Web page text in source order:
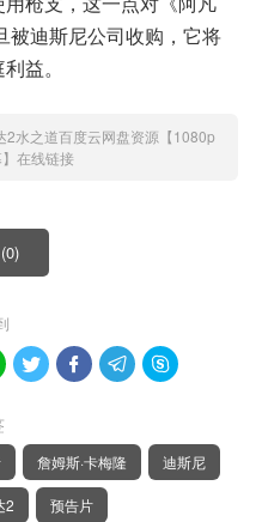
被迪斯尼公司收购，它将
益。
2水之道百度云网盘资源【1080p
在线链接
0)
   
詹姆斯·卡梅隆 迪斯尼
2 预告片